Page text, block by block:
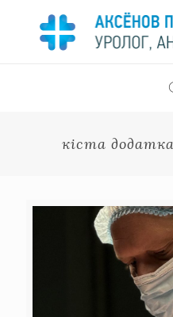
кіста